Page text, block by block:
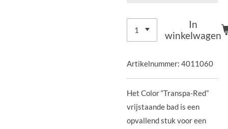
In
winkelwagen
Artikelnummer: 4011060
Het Color “Transpa-Red”
vrijstaande bad is een
opvallend stuk voor een